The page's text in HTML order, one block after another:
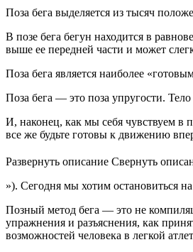
Поза бега выделяется из тысяч
В позе бега бегун находится в
выше ее передней части и может
Поза бега является наиболее
Поза бега — это поза упругости.
И, наконец, как мы себя чувствуем в
все же будьте готовы к движению
Развернуть описание Свернуть
»). Сегодня мы хотим остановиться
Позный метод бега — это не
упражнения и разъяснения, как
возможностей человека в легкой